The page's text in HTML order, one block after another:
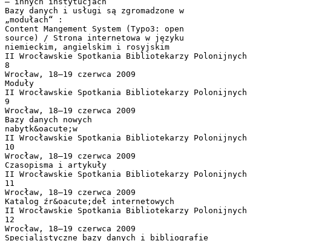
Bazy danych i usługi są zgromadzone w
„modułach“ :
Content Mangement System (Typo3: open
source) / Strona internetowa w języku
niemieckim, angielskim i rosyjskim
II Wrocławskie Spotkania Bibliotekarzy Polonijnych
8
Wrocław, 18–19 czerwca 2009
Moduły
II Wrocławskie Spotkania Bibliotekarzy Polonijnych
9
Wrocław, 18–19 czerwca 2009
Bazy danych nowych
nabytk&oacute;w
II Wrocławskie Spotkania Bibliotekarzy Polonijnych
10
Wrocław, 18–19 czerwca 2009
Czasopisma i artykuły
II Wrocławskie Spotkania Bibliotekarzy Polonijnych
11
Wrocław, 18–19 czerwca 2009
Katalog źr&oacute;deł internetowych
II Wrocławskie Spotkania Bibliotekarzy Polonijnych
12
Wrocław, 18–19 czerwca 2009
Specjalistyczne bazy danych i bibliografie